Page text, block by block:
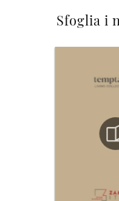
Sfoglia i